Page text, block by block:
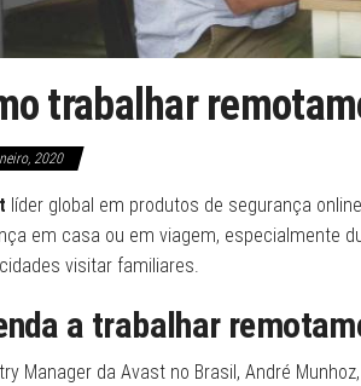
trabalhar
2020
líder global em produtos de segurança
em casa ou em viagem, especialmente
visitar familiares.
a trabalhar
Manager da Avast no Brasil, André